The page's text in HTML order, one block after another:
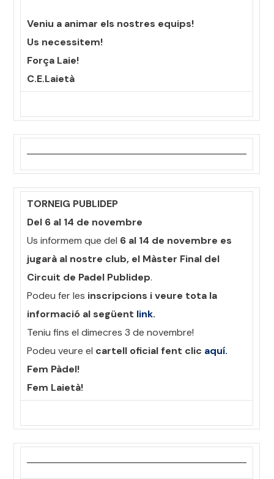
Veniu a animar els nostres equips!
Us necessitem!
Força Laie!
C.E.Laietà
TORNEIG PUBLIDEP
Del 6 al 14 de novembre
Us informem que del 6 al 14 de novembre es
jugarà al nostre club, el Màster Final del
Circuit de Padel Publidep.
Podeu fer les inscripcions i veure tota la
informació al següent link.
Teniu fins el dimecres 3 de novembre!
Podeu veure el cartell oficial fent clic aquí.
Fem Pàdel!
Fem Laietà!